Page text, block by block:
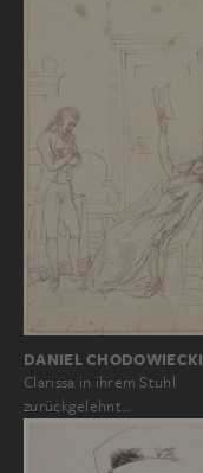
DANIEL CHODOWIECKI
Clarissa in ihrem Stuhl
zurückgelehnt…